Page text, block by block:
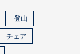
登山
チェア